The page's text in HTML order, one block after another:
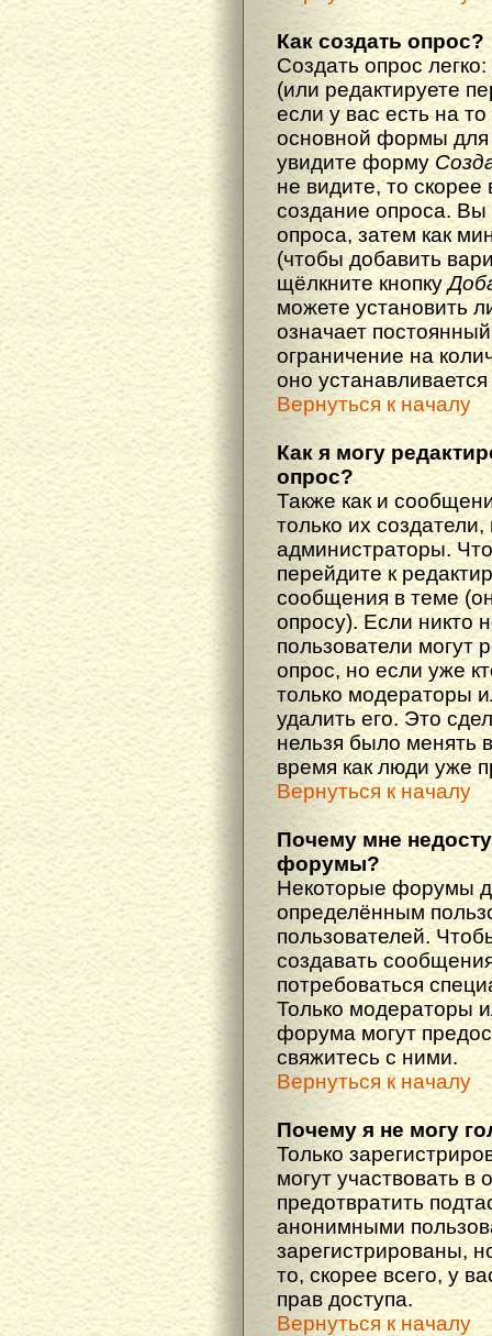
Как создать опрос?
Создать опрос
(или редактируете
если у вас есть на
основной формы
увидите форму
не видите, то скорее
создание опроса.
опроса, затем как
(чтобы добавить
щёлкните кнопку
можете установить
означает
ограничение на
оно
Вернуться к началу
Как я могу
опрос?
Также как и
только их
администраторы.
перейдите к
сообщения в теме
опросу). Если никто
пользователи могут
опрос, но если уже
только модераторы
удалить его. Это
нельзя было менять
время как люди уже
Вернуться к началу
Почему мне
форумы?
Некоторые форумы
определённым
пользователей.
создавать
потребоваться
Только модераторы
форума могут
свяжитесь с ними.
Вернуться к началу
Почему я не могу
Только
могут участвовать в
предотвратить
анонимными
зарегистрированы,
то, скорее всего, у
прав доступа.
Вернуться к началу